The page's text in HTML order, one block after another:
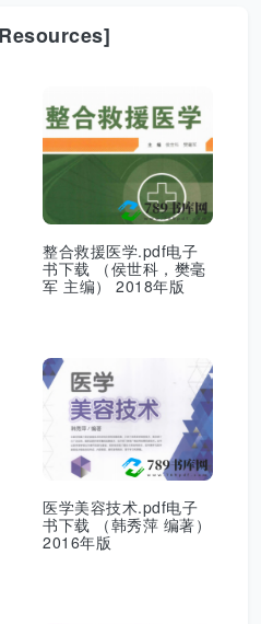
整合救援医学.pdf电子
书下载 （侯世科，樊毫
军 主编） 2018年版
医学美容技术.pdf电子
书下载 （韩秀萍 编著）
2016年版